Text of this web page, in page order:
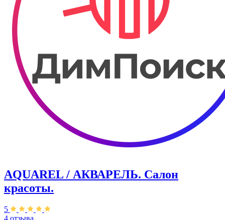
AQUAREL / АКВАРЕЛЬ. Салон
красоты.
5
4 отзыва